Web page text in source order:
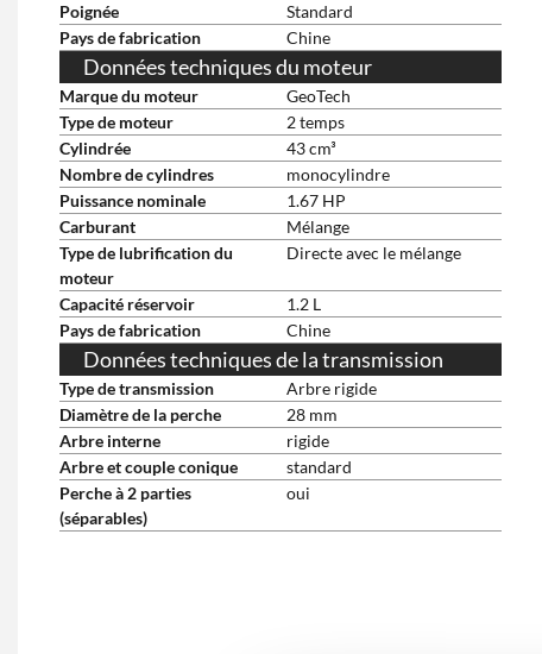
Poignée
Standard
Pays de fabrication
Chine
Données techniques du moteur
Marque du moteur
GeoTech
Type de moteur
2 temps
Cylindrée
43 cm³
Nombre de cylindres
monocylindre
Puissance nominale
1.67 HP
Carburant
Mélange
Type de lubrification du
moteur
Directe avec le mélange
Capacité réservoir
1.2 L
Pays de fabrication
Chine
Données techniques de la transmission
Type de transmission
Arbre rigide
Diamètre de la perche
28 mm
Arbre interne
rigide
Arbre et couple conique
standard
Perche à 2 parties
(séparables)
oui